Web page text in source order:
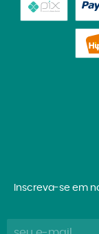
Inscreva-se em